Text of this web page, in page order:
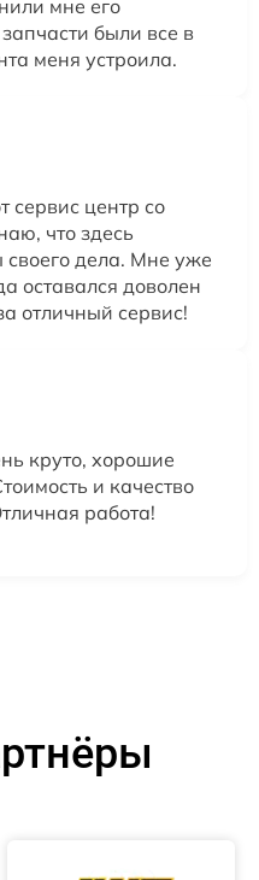
мне его
были все в
меня устроила.
сервис центр со
что здесь
дела. Мне уже
оставался доволен
отличный сервис!
круто, хорошие
и качество
работа!